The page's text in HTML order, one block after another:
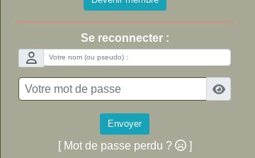
Se reconnecter :
Envoyer
[ Mot de passe perdu ? ]